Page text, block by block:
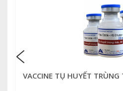
VACCINE TỤ HUYẾT